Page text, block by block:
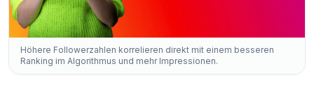
Höhere Followerzahlen korrelieren direkt mit einem besseren
Ranking im Algorithmus und mehr Impressionen.